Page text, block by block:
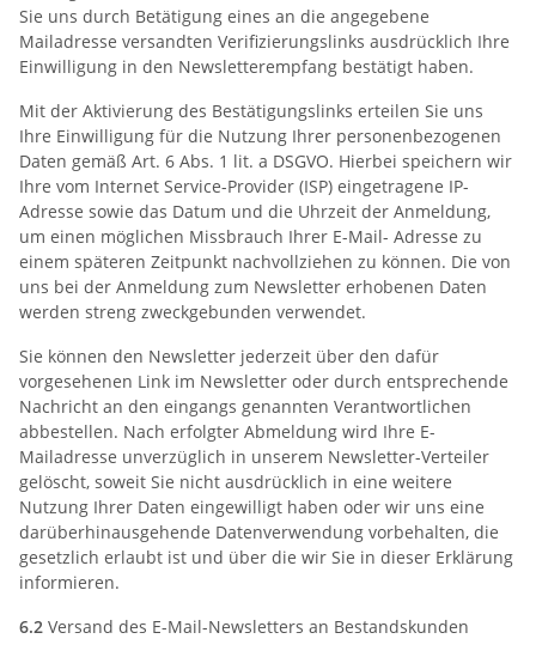
Sie uns durch Betätigung eines an die angegebene
Mailadresse versandten Verifizierungslinks ausdrücklich Ihre
Einwilligung in den Newsletterempfang bestätigt haben.
Mit der Aktivierung des Bestätigungslinks erteilen Sie uns
Ihre Einwilligung für die Nutzung Ihrer personenbezogenen
Daten gemäß Art. 6 Abs. 1 lit. a DSGVO. Hierbei speichern wir
Ihre vom Internet Service-Provider (ISP) eingetragene IP-
Adresse sowie das Datum und die Uhrzeit der Anmeldung,
um einen möglichen Missbrauch Ihrer E-Mail- Adresse zu
einem späteren Zeitpunkt nachvollziehen zu können. Die von
uns bei der Anmeldung zum Newsletter erhobenen Daten
werden streng zweckgebunden verwendet.
Sie können den Newsletter jederzeit über den dafür
vorgesehenen Link im Newsletter oder durch entsprechende
Nachricht an den eingangs genannten Verantwortlichen
abbestellen. Nach erfolgter Abmeldung wird Ihre E-
Mailadresse unverzüglich in unserem Newsletter-Verteiler
gelöscht, soweit Sie nicht ausdrücklich in eine weitere
Nutzung Ihrer Daten eingewilligt haben oder wir uns eine
darüberhinausgehende Datenverwendung vorbehalten, die
gesetzlich erlaubt ist und über die wir Sie in dieser Erklärung
informieren.
6.2 Versand des E-Mail-Newsletters an Bestandskunden